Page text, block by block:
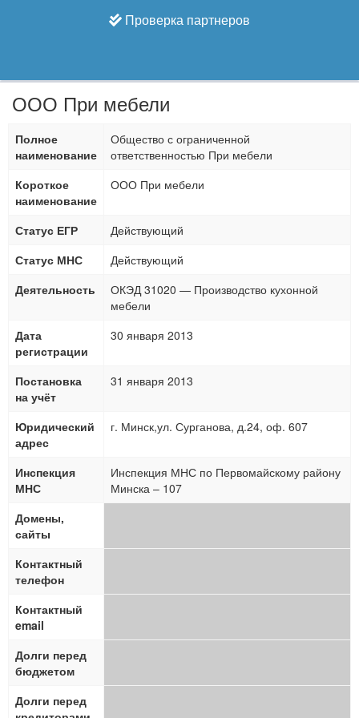
Проверка партнеров
ООО При мебели
Полное
наименование
Общество с ограниченной
ответственностью При мебели
Короткое
наименование
ООО При мебели
Статус ЕГР
Действующий
Статус МНС
Действующий
Деятельность
ОКЭД 31020 — Производство кухонной
мебели
Дата
регистрации
30 января 2013
Постановка
на учёт
31 января 2013
Юридический
адрес
г. Минск,ул. Сурганова, д.24, оф. 607
Инспекция
МНС
Инспекция МНС по Первомайскому району
Минска – 107
Домены,
сайты
Контактный
телефон
Контактный
email
Долги перед
бюджетом
Долги перед